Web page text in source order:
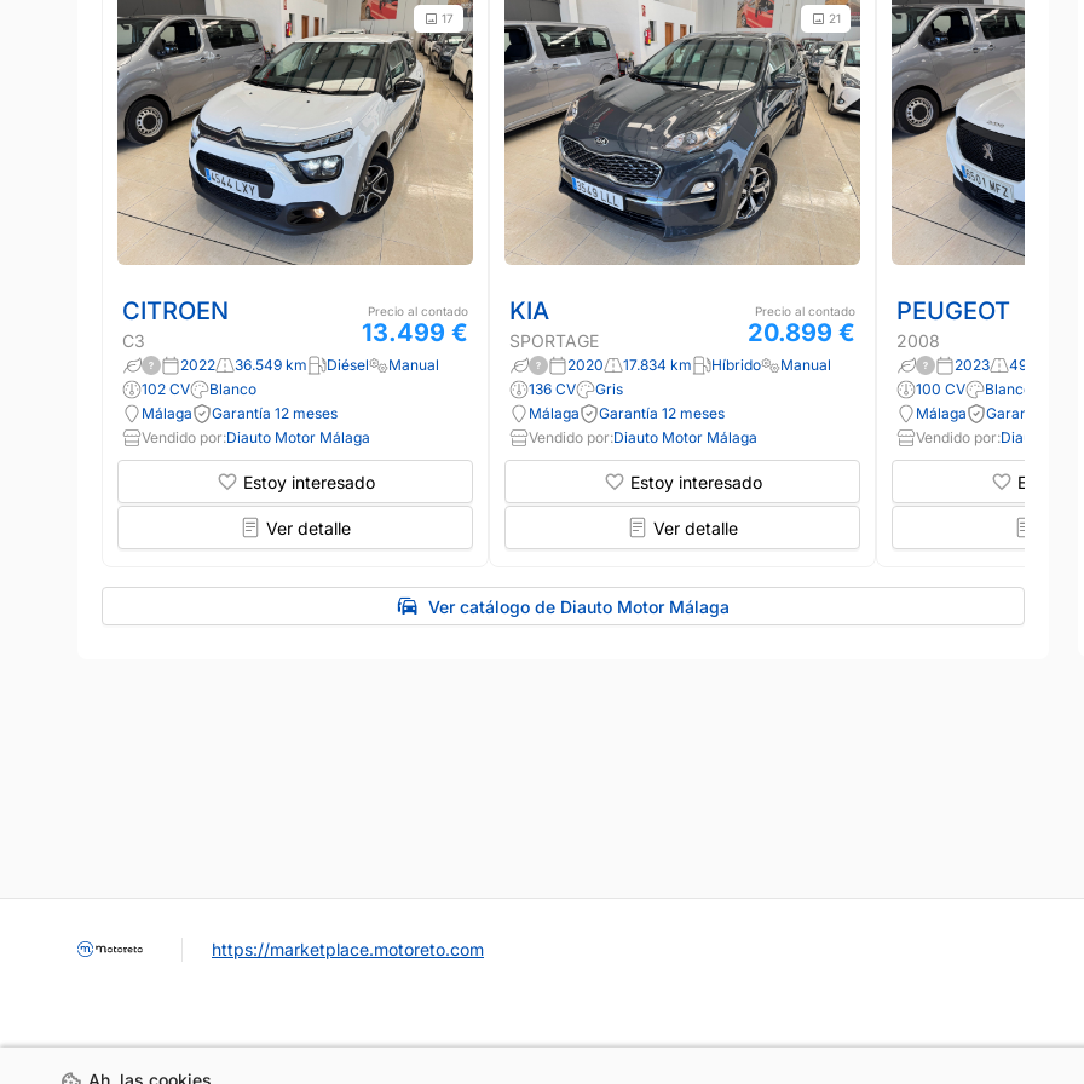
17
CITROEN
C3
Precio al contado
13.499 €
2022 36.549 km Diésel
Manual
102 CV
Blanco
Málaga
Garantía 12 meses
Vendido por:Diauto Motor Málaga
Estoy interesado
Ver detalle
21
KIA
SPORTAGE
Precio al contado
20.899 €
2020 17.834 km Híbrido
Manual
136 CV
Gris
Málaga
Garantía 12 meses
Vendido por:Diauto Motor Málaga
Estoy interesado
Ver detalle
PEUGEOT
2008
2023 49.688 km
100 CV
Blanco
Málaga
Garantía 12
Vendido por:Diauto
Estoy
Ver catálogo de Diauto Motor Málaga
https://marketplace.motoreto.com